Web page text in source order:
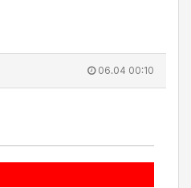
06.04 00:10